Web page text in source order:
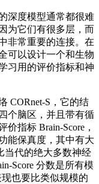
度模型通常都很难
为它们有很多层，而
非常重要的连接。在
可以设计一个和生物
习用的评价指标和神
S，它的结
个脑区，并且带有循
指标 Brain-Score，
能保真度，其中有大
当代的绝大多数神经
Score 分数是所有模
也要比类似规模的